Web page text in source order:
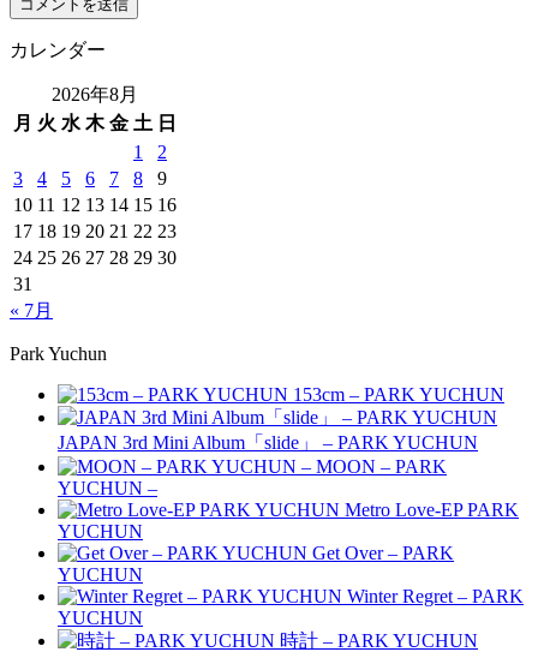
カレンダー
2026年8月
月 火 水 木 金 土 日
1
2
3
4 5 6 7 8
9
10 11 12 13 14 15 16
17 18 19 20 21 22 23
24 25 26 27 28 29 30
31
« 7月
Park Yuchun
153cm – PARK YUCHUN
JAPAN 3rd Mini Album「slide」 – PARK YUCHUN
MOON – PARK
YUCHUN –
Metro Love-EP PARK
YUCHUN
Get Over – PARK
YUCHUN
Winter Regret – PARK
YUCHUN
時計 – PARK YUCHUN